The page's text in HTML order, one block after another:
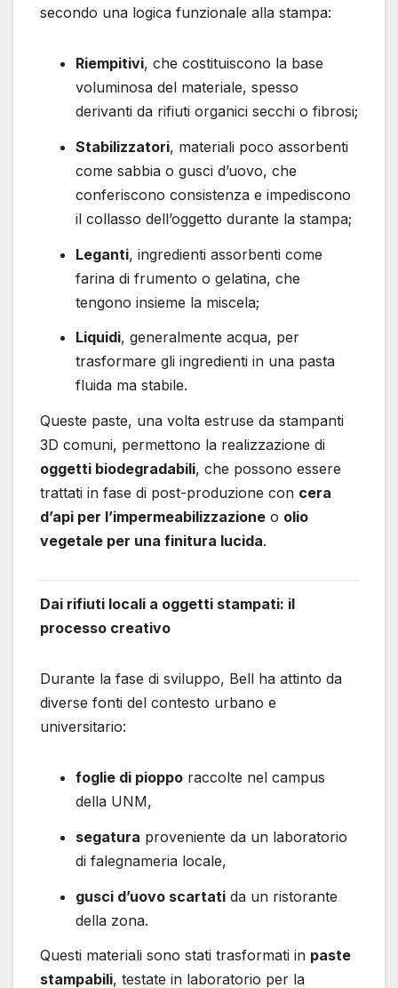
secondo una logica funzionale alla stampa:
Riempitivi, che costituiscono la base
voluminosa del materiale, spesso
derivanti da rifiuti organici secchi o fibrosi;
Stabilizzatori, materiali poco assorbenti
come sabbia o gusci d’uovo, che
conferiscono consistenza e impediscono
il collasso dell’oggetto durante la stampa;
Leganti, ingredienti assorbenti come
farina di frumento o gelatina, che
tengono insieme la miscela;
Liquidi, generalmente acqua, per
trasformare gli ingredienti in una pasta
fluida ma stabile.
Queste paste, una volta estruse da stampanti
3D comuni, permettono la realizzazione di
oggetti biodegradabili, che possono essere
trattati in fase di post-produzione con cera
d’api per l’impermeabilizzazione o olio
vegetale per una finitura lucida.
Dai rifiuti locali a oggetti stampati: il
processo creativo
Durante la fase di sviluppo, Bell ha attinto da
diverse fonti del contesto urbano e
universitario:
foglie di pioppo raccolte nel campus
della UNM,
segatura proveniente da un laboratorio
di falegnameria locale,
gusci d’uovo scartati da un ristorante
della zona.
Questi materiali sono stati trasformati in paste
stampabili, testate in laboratorio per la